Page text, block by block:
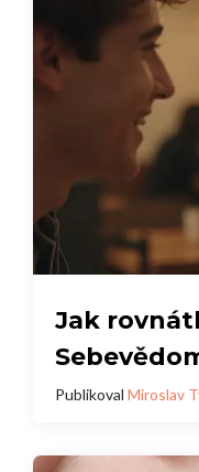
Jak
sociální
Publikoval Miroslav